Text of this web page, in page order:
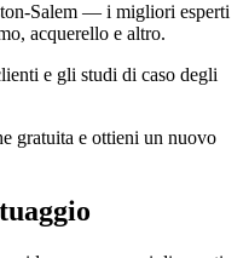
Salem — i migliori esperti
acquerello e altro.
e gli studi di caso degli
gratuita e ottieni un nuovo